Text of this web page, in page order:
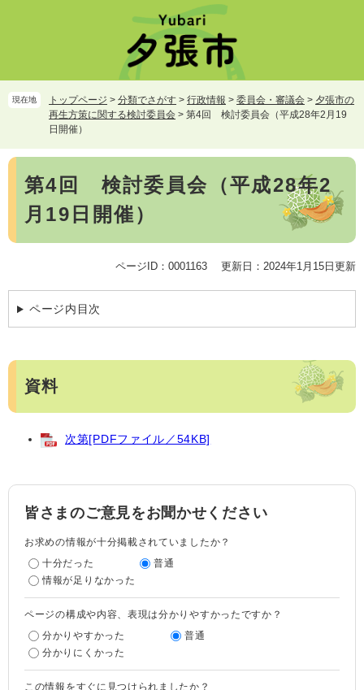
頭
で
飛
ば
本
現在地 トップページ > 分類でさがす > 行政情報 > 委員会・審議会 > 夕張市の
再生方策に関する検討委員会 > 第4回 検討委員会（平成28年2月19
日開催）
本
第4回 検討委員会（平成28年2
月19日開催）
ページID：0001163 更新日：2024年1月15日更新
ページ内目次
資料
次第[PDFファイル／54KB]
皆さまのご意見をお聞かせください
お求めの情報が十分掲載されていましたか？
十分だった
普通
情報が足りなかった
ページの構成や内容、表現は分かりやすかったですか？
分かりやすかった
普通
分かりにくかった
この情報をすぐに見つけられましたか？